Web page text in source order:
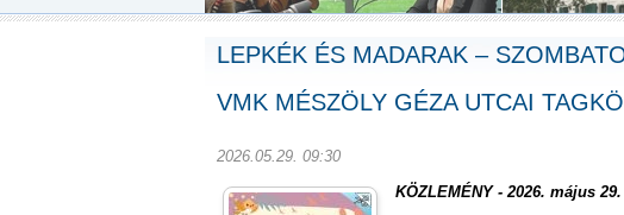
LEPKÉK ÉS MADARAK –
VMK MÉSZÖLY GÉZA UTCAI
2026.05.29. 09:30
KÖZLEMÉNY - 2026. május